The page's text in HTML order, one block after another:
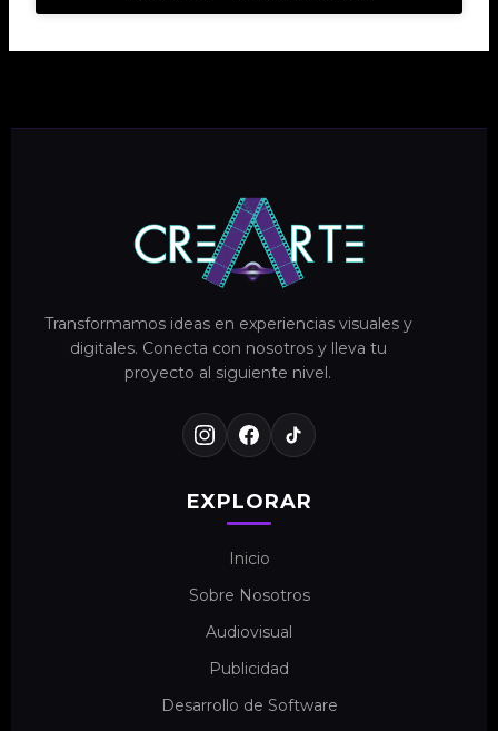
Transformamos ideas en experiencias visuales y
digitales. Conecta con nosotros y lleva tu
proyecto al siguiente nivel.
EXPLORAR
Inicio
Sobre Nosotros
Audiovisual
Publicidad
Desarrollo de Software